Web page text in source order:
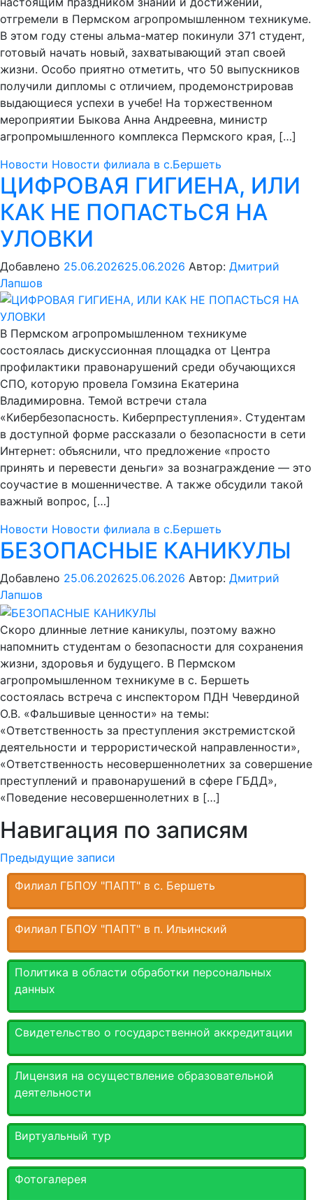
отгремели в Пермском агропромышленном техникуме.
В этом году стены альма-матер покинули 371 студент,
готовый начать новый, захватывающий этап своей
жизни. Особо приятно отметить, что 50 выпускников
получили дипломы с отличием, продемонстрировав
выдающиеся успехи в учебе! На торжественном
мероприятии Быкова Анна Андреевна, министр
агропромышленного комплекса Пермского края, […]
Новости Новости филиала в с.Бершеть
ЦИФРОВАЯ ГИГИЕНА, ИЛИ
КАК НЕ ПОПАСТЬСЯ НА
УЛОВКИ
Добавлено 25.06.202625.06.2026 Автор: Дмитрий
Лапшов
В Пермском агропромышленном техникуме
состоялась дискуссионная площадка от Центра
профилактики правонарушений среди обучающихся
СПО, которую провела Гомзина Екатерина
Владимировна. Темой встречи стала
«Кибербезопасность. Киберпреступления». Студентам
в доступной форме рассказали о безопасности в сети
Интернет: объяснили, что предложение «просто
принять и перевести деньги» за вознаграждение — это
соучастие в мошенничестве. А также обсудили такой
важный вопрос, […]
Новости Новости филиала в с.Бершеть
БЕЗОПАСНЫЕ КАНИКУЛЫ
Добавлено 25.06.202625.06.2026 Автор: Дмитрий
Лапшов
Скоро длинные летние каникулы, поэтому важно
напомнить студентам о безопасности для сохранения
жизни, здоровья и будущего. В Пермском
агропромышленном техникуме в с. Бершеть
состоялась встреча с инспектором ПДН Чевердиной
О.В. «Фальшивые ценности» на темы:
«Ответственность за преступления экстремистской
деятельности и террористической направленности»,
«Ответственность несовершеннолетних за совершение
преступлений и правонарушений в сфере ГБДД»,
«Поведение несовершеннолетних в […]
Навигация по записям
Предыдущие записи
Филиал ГБПОУ "ПАПТ" в с. Бершеть
Филиал ГБПОУ "ПАПТ" в п. Ильинский
Политика в области обработки персональных
данных
Свидетельство о государственной аккредитации
Лицензия на осуществление образовательной
деятельности
Виртуальный тур
Фотогалерея